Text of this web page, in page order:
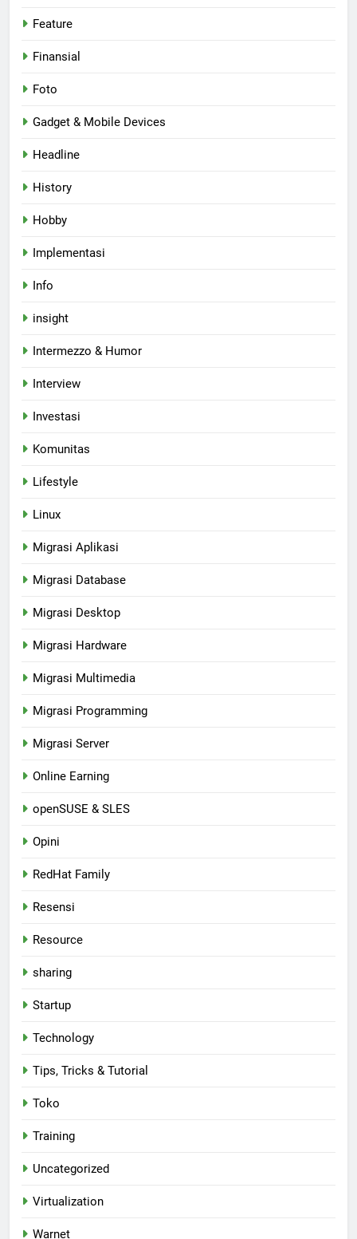
Feature
Finansial
Foto
Gadget & Mobile Devices
Headline
History
Hobby
Implementasi
Info
insight
Intermezzo & Humor
Interview
Investasi
Komunitas
Lifestyle
Linux
Migrasi Aplikasi
Migrasi Database
Migrasi Desktop
Migrasi Hardware
Migrasi Multimedia
Migrasi Programming
Migrasi Server
Online Earning
openSUSE & SLES
Opini
RedHat Family
Resensi
Resource
sharing
Startup
Technology
Tips, Tricks & Tutorial
Toko
Training
Uncategorized
Virtualization
Warnet